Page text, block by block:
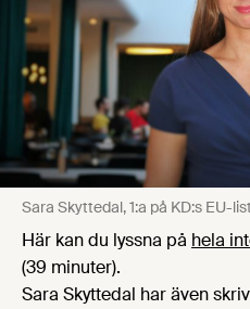
Sara Skyttedal, 1:a på KD:s EU-
Här kan du lyssna på hela
(39 minuter).
Sara Skyttedal har även